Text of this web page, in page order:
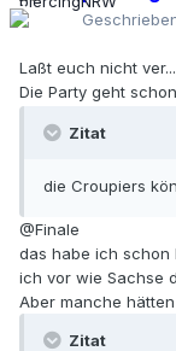
Laßt euch nicht
Die Party geht
Zitat
die Croupiers
@Finale
das habe ich schon
ich vor wie Sachse
Aber manche hätten
Zitat